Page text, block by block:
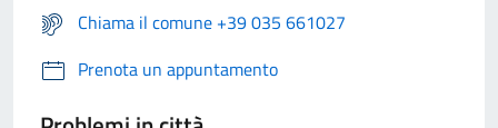
Chiama il comune +39 035 661027
Prenota un appuntamento